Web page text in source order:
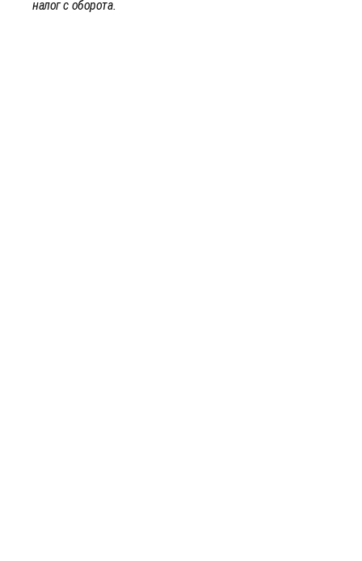
налог с оборота.